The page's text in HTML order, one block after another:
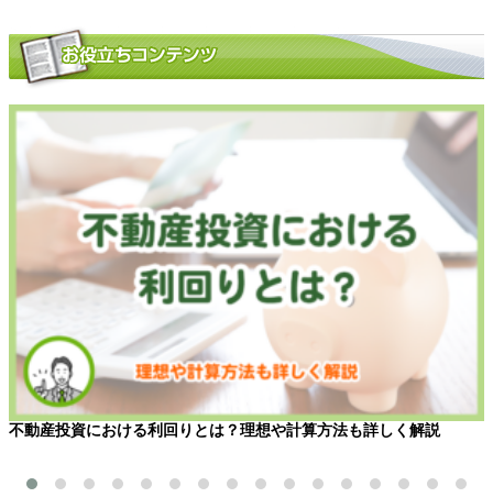
不動産投資における利回りとは？理想や計算方法も詳しく解説